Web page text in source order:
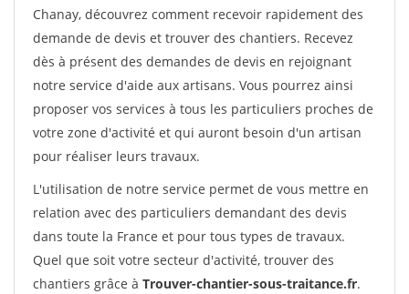
Chanay, découvrez comment recevoir rapidement des
demande de devis et trouver des chantiers. Recevez
dès à présent des demandes de devis en rejoignant
notre service d'aide aux artisans. Vous pourrez ainsi
proposer vos services à tous les particuliers proches de
votre zone d'activité et qui auront besoin d'un artisan
pour réaliser leurs travaux.
L'utilisation de notre service permet de vous mettre en
relation avec des particuliers demandant des devis
dans toute la France et pour tous types de travaux.
Quel que soit votre secteur d'activité, trouver des
chantiers grâce à Trouver-chantier-sous-traitance.fr.